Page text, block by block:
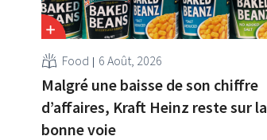
Food 6 Août, 2026
Malgré une baisse de son chiffre
d’affaires, Kraft Heinz reste sur la
bonne voie